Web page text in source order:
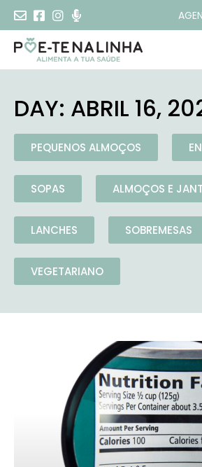
DAY: ABRIL 16,
PEQUENOS ALMOÇOS
SOPAS ALMOÇOS E
LANCHES SOBREMESAS
VEGETARIANO